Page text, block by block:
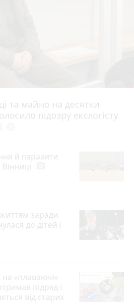
та майно на десятки
підозру екслогісту
й паразити
заради
до дітей і
«плаваючі»
підряд і
від старих